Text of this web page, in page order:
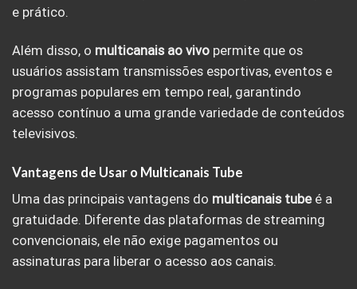
e prático.
Além disso, o multicanais ao vivo permite que os
usuários assistam transmissões esportivas, eventos e
programas populares em tempo real, garantindo
acesso contínuo a uma grande variedade de conteúdos
televisivos.
Vantagens de Usar o Multicanais Tube
Uma das principais vantagens do multicanais tubeé a
gratuidade. Diferente das plataformas de streaming
convencionais, ele não exige pagamentos ou
assinaturas para liberar o acesso aos canais.